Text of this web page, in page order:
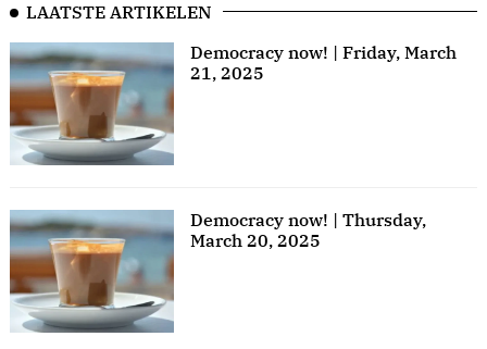
LAATSTE ARTIKELEN
Democracy now! | Friday, March
21, 2025
Democracy now! | Thursday,
March 20, 2025